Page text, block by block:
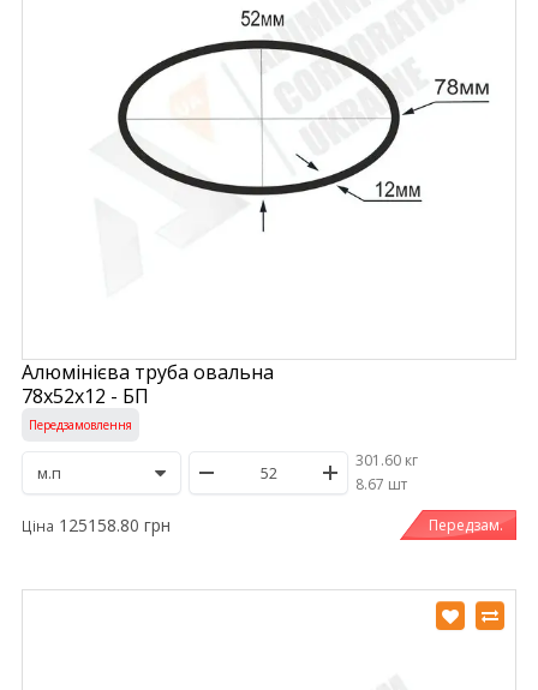
Алюмінієва труба овальна
78х52х12 - БП
Передзамовлення
301.60 кг
/8.67 шт
Ціна 125158.80 грн Передзам.